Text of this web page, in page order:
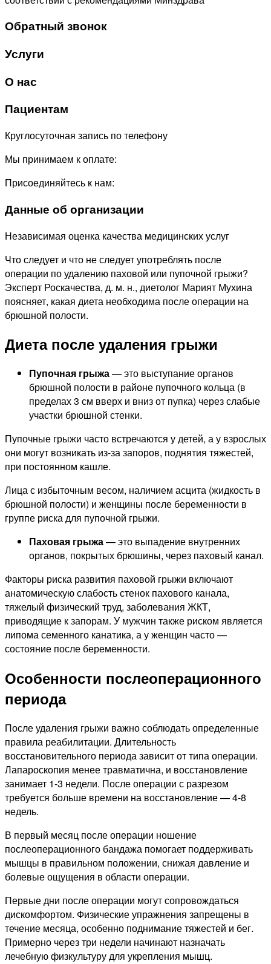
Обратный звонок
Услуги
О нас
Пациентам
Круглосуточная запись по телефону
Мы принимаем к оплате:
Присоединяйтесь к нам:
Данные об организации
Независимая оценка качества медицинских услуг
Что следует и что не следует употреблять после
операции по удалению паховой или пупочной грыжи?
Эксперт Роскачества, д. м. н., диетолог Марият Мухина
поясняет, какая диета необходима после операции на
брюшной полости.
Диета после удаления грыжи
Пупочная грыжа— это выступание органов
брюшной полости в районе пупочного кольца (в
пределах 3 см вверх и вниз от пупка) через слабые
участки брюшной стенки.
Пупочные грыжи часто встречаются у детей, а у взрослых
они могут возникать из-за запоров, поднятия тяжестей,
при постоянном кашле.
Лица с избыточным весом, наличием асцита (жидкость в
брюшной полости) и женщины после беременности в
группе риска для пупочной грыжи.
Паховая грыжа— это выпадение внутренних
органов, покрытых брюшины, через паховый канал.
Факторы риска развития паховой грыжи включают
анатомическую слабость стенок пахового канала,
тяжелый физический труд, заболевания ЖКТ,
приводящие к запорам. У мужчин также риском является
липома семенного канатика, а у женщин часто —
состояние после беременности.
Особенности послеоперационного
периода
После удаления грыжи важно соблюдать определенные
правила реабилитации. Длительность
восстановительного периода зависит от типа операции.
Лапароскопия менее травматична, и восстановление
занимает 1-3 недели. После операции с разрезом
требуется больше времени на восстановление — 4-8
недель.
В первый месяц после операции ношение
послеоперационного бандажа помогает поддерживать
мышцы в правильном положении, снижая давление и
болевые ощущения в области операции.
Первые дни после операции могут сопровождаться
дискомфортом. Физические упражнения запрещены в
течение месяца, особенно поднимание тяжестей и бег.
Примерно через три недели начинают назначать
лечебную физкультуру для укрепления мышц.